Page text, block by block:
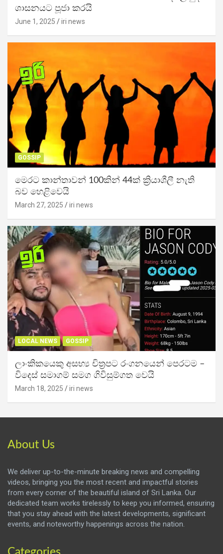
ශාසනයට පූජා කරයි
June 1, 2025 iri news
GOSSIP
මෙරට කාන්තාවන් 100කින් 44ක් ක්‍රියාශීලී නැති
බව හෙළිවෙයි
March 27, 2025 iri news
LOCAL NEWS GOSSIP
ලාංකිකයෙකු අසභ්‍ය චිත්‍රපට රංගනයෙන් පෙරටම –
විදෙස් සමාගම් සමග ගිවිසුම්ගත වෙයි
March 18, 2025 iri news
About Us
We deliver up-to-the-minute breaking news and compelling
videos, bringing you the most recent and impactful stories
from every corner of the beautiful island of Sri Lanka. Our
dedicated team works tirelessly to keep you informed, ensuring
that you stay ahead with the latest developments, significant
events, and noteworthy happenings across the nation.